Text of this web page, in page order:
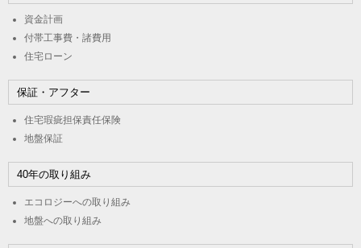
資金計画
付帯工事費・諸費用
住宅ローン
保証・アフター
住宅瑕疵担保責任保険
地盤保証
40年の取り組み
エコロジーへの取り組み
地盤への取り組み